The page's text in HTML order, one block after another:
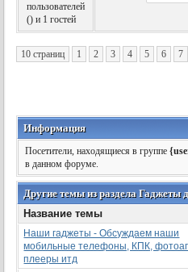
пользователей
() и 1 гостей
10 страниц 1 2 3 4 5 6 7
Информация
Посетители, находящиеся в группе
в данном форуме.
Другие темы из раздела Гаджеты
Название темы
Наши гаджеты - Обсуждаем наши
мобильные телефоны, КПК,
плееры итд